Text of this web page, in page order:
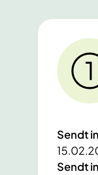
Sendt
Sendt